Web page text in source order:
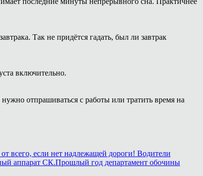
Так не придётся гадать, был ли завтрак
включительно.
отпрашиваться с работы или тратить время на
всего, если нет надлежащей дороги! Водители
аппарат СК.Прошлый год департамент обочины